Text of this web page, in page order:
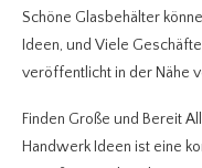
Schöne Glasbehälter
Ideen, und Viele
veröffentlicht in der Nähe
Finden Große und Bereit
Handwerk Ideen ist eine